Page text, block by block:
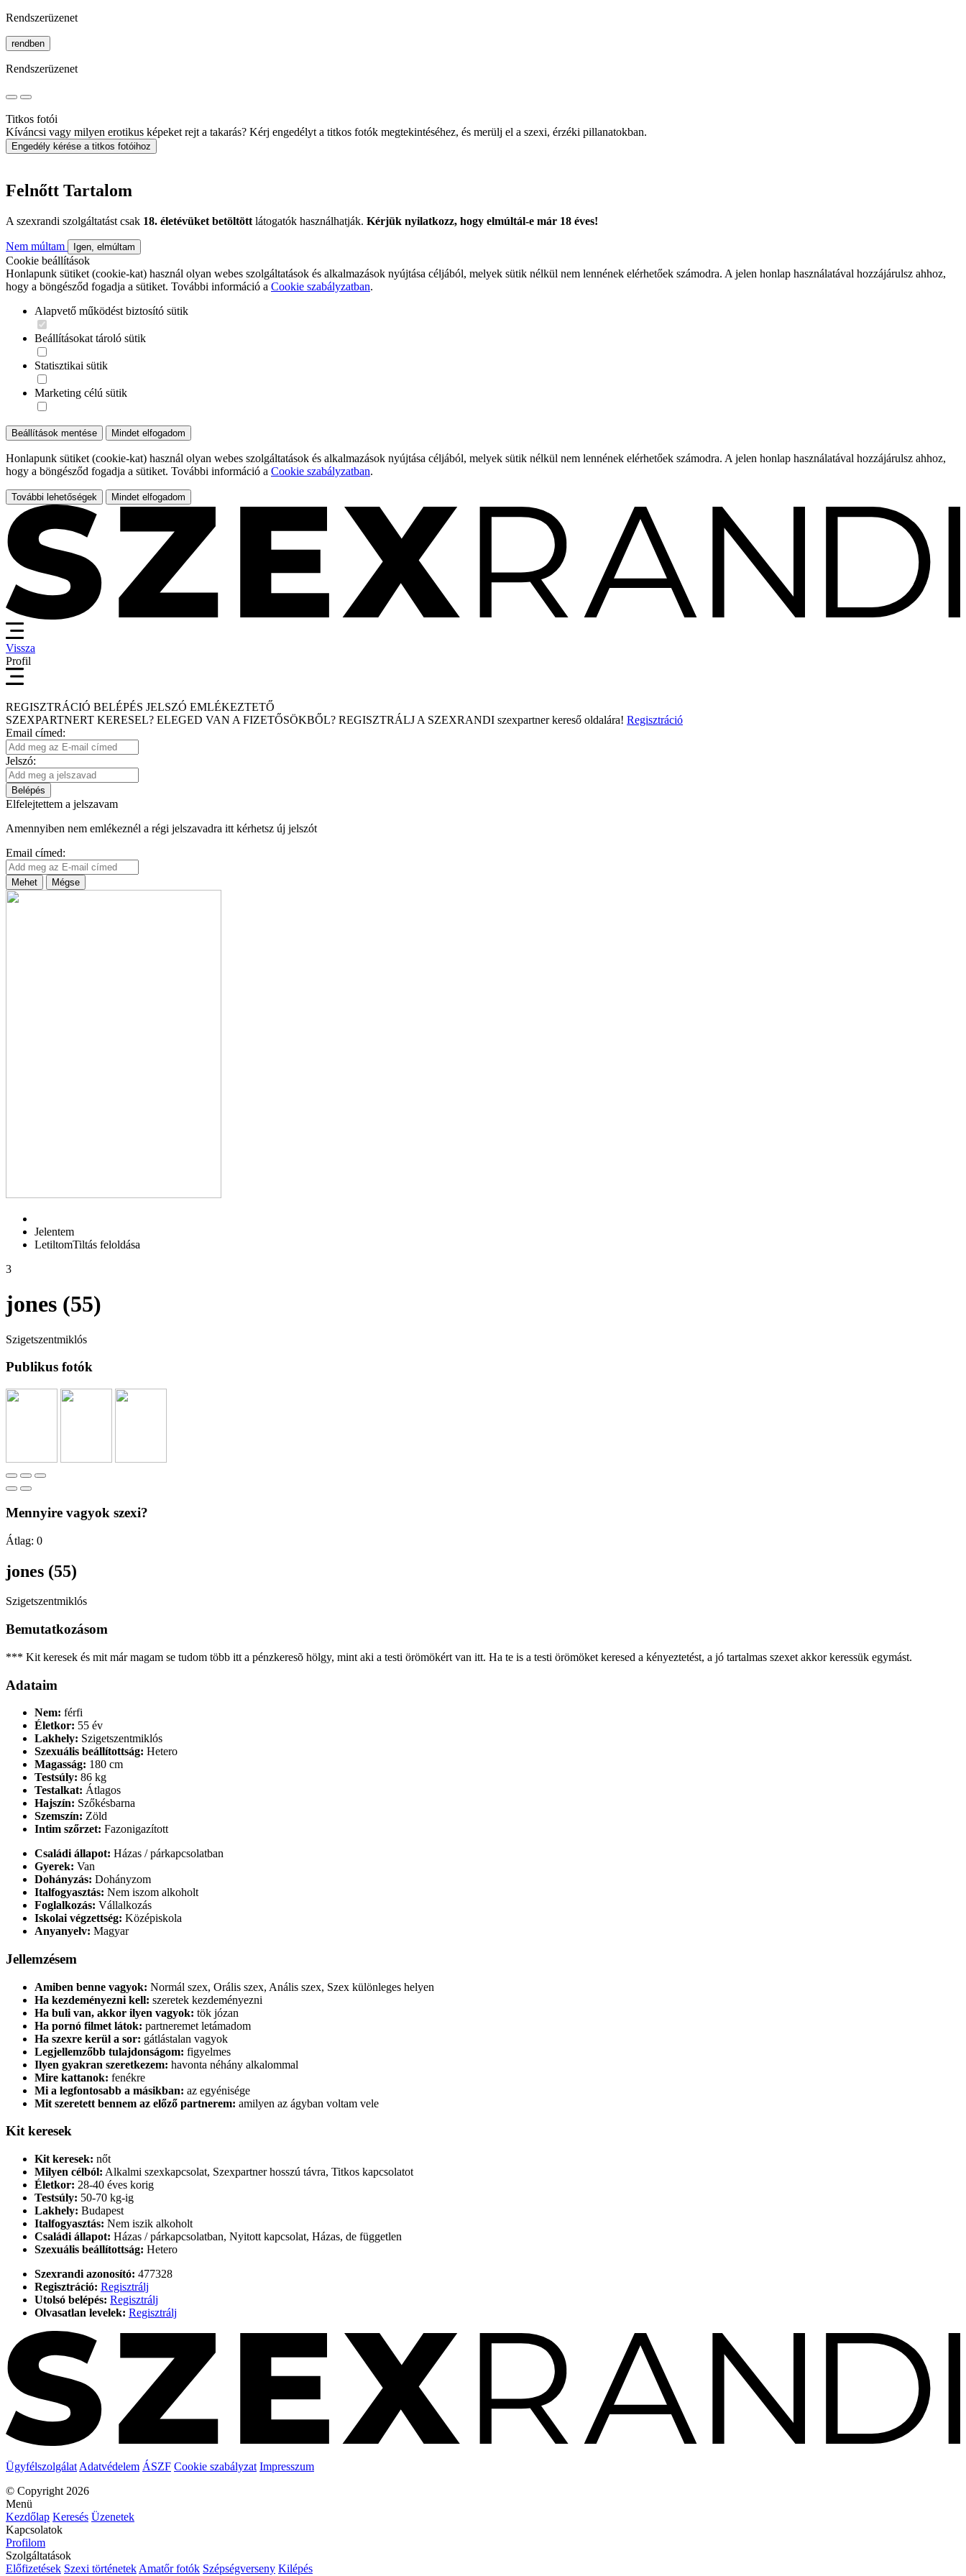
Rendszerüzenet
rendben
Rendszerüzenet
Titkos fotói
Kíváncsi vagy milyen erotikus képeket rejt a takarás? Kérj engedélyt a titkos fotók megtekintéséhez, és merülj el a szexi, érzéki pillanatokban.
Engedély kérése a titkos fotóihoz
Felnőtt Tartalom
A szexrandi szolgáltatást csak 18. életévüket betöltött látogatók használhatják. Kérjük nyilatkozz, hogy elmúltál-e már 18 éves!
Nem múltam Igen, elmúltam
Cookie beállítások
Honlapunk sütiket (cookie-kat) használ olyan webes szolgáltatások és alkalmazások nyújtása céljából, melyek sütik nélkül nem lennének elérhetőek számodra. A jelen honlap használatával hozzájárulsz ahhoz,
hogy a böngésződ fogadja a sütiket. További információ a Cookie szabályzatban.
Alapvető működést biztosító sütik
Beállításokat tároló sütik
Statisztikai sütik
Marketing célú sütik
Beállítások mentése Mindet elfogadom
Honlapunk sütiket (cookie-kat) használ olyan webes szolgáltatások és alkalmazások nyújtása céljából, melyek sütik nélkül nem lennének elérhetőek számodra. A jelen honlap használatával hozzájárulsz ahhoz,
hogy a böngésződ fogadja a sütiket. További információ a Cookie szabályzatban.
További lehetőségek Mindet elfogadom
Vissza
Profil
REGISZTRÁCIÓ BELÉPÉS JELSZÓ EMLÉKEZTETŐ
SZEXPARTNERT KERESEL? ELEGED VAN A FIZETŐSÖKBŐL? REGISZTRÁLJ A SZEXRANDI szexpartner kereső oldalára! Regisztráció
Email címed:
Jelszó:
Belépés
Elfelejtettem a jelszavam
Amennyiben nem emlékeznél a régi jelszavadra itt kérhetsz új jelszót
Email címed:
Mehet Mégse
Jelentem
LetiltomTiltás feloldása
3
jones (55)
Szigetszentmiklós
Publikus fotók
Mennyire vagyok szexi?
Átlag: 0
jones (55)
Szigetszentmiklós
Bemutatkozásom
*** Kit keresek és mit már magam se tudom több itt a pénzkeresõ hölgy, mint aki a testi örömökért van itt. Ha te is a testi örömöket keresed a kényeztetést, a jó tartalmas szexet akkor keressük egymást.
Adataim
Nem: férfi
Életkor: 55 év
Lakhely: Szigetszentmiklós
Szexuális beállítottság: Hetero
Magasság: 180 cm
Testsúly: 86 kg
Testalkat: Átlagos
Hajszín: Szőkésbarna
Szemszín: Zöld
Intim szőrzet: Fazonigazított
Családi állapot: Házas / párkapcsolatban
Gyerek: Van
Dohányzás: Dohányzom
Italfogyasztás: Nem iszom alkoholt
Foglalkozás: Vállalkozás
Iskolai végzettség: Középiskola
Anyanyelv: Magyar
Jellemzésem
Amiben benne vagyok: Normál szex, Orális szex, Anális szex, Szex különleges helyen
Ha kezdeményezni kell: szeretek kezdeményezni
Ha buli van, akkor ilyen vagyok: tök józan
Ha pornó filmet látok: partneremet letámadom
Ha szexre kerül a sor: gátlástalan vagyok
Legjellemzőbb tulajdonságom: figyelmes
Ilyen gyakran szeretkezem: havonta néhány alkalommal
Mire kattanok: fenékre
Mi a legfontosabb a másikban: az egyénisége
Mit szeretett bennem az előző partnerem: amilyen az ágyban voltam vele
Kit keresek
Kit keresek: nőt
Milyen célból: Alkalmi szexkapcsolat, Szexpartner hosszú távra, Titkos kapcsolatot
Életkor: 28-40 éves korig
Testsúly: 50-70 kg-ig
Lakhely: Budapest
Italfogyasztás: Nem iszik alkoholt
Családi állapot: Házas / párkapcsolatban, Nyitott kapcsolat, Házas, de független
Szexuális beállítottság: Hetero
Szexrandi azonosító: 477328
Regisztráció: Regisztrálj
Utolsó belépés: Regisztrálj
Olvasatlan levelek: Regisztrálj
Ügyfélszolgálat Adatvédelem ÁSZF Cookie szabályzat Impresszum
© Copyright 2026
Menü
Kezdőlap Keresés Üzenetek
Kapcsolatok
Profilom
Szolgáltatások
Előfizetések Szexi történetek Amatőr fotók Szépségverseny Kilépés